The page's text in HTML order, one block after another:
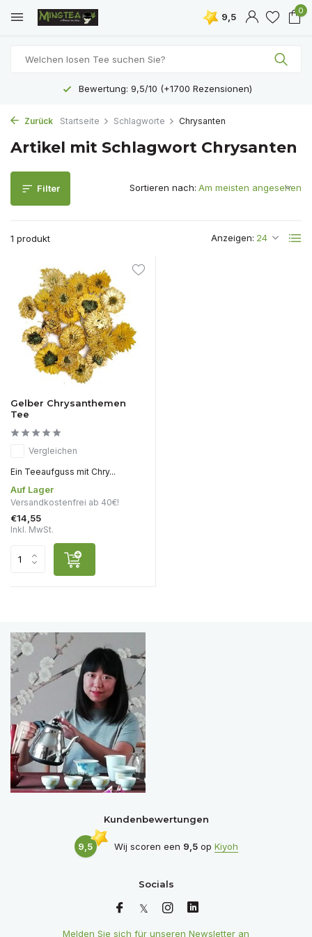
9,5
0
Bewertung: 9,5/10 (+1700 Rezensionen)
Zurück Startseite Schlagworte Chrysanten
Artikel mit Schlagwort Chrysanten
Filter
1 produkt Anzeigen:
Sortieren nach:
Gelber Chrysanthemen
Tee
Vergleichen
Ein Teeaufguss mit Chry...
Auf Lager
Versandkostenfrei ab 40€!
€14,55
Inkl. MwSt.
Kundenbewertungen
9,5 Wij scoren een 9,5op Kiyoh
Socials
Melden Sie sich für unseren Newsletter an